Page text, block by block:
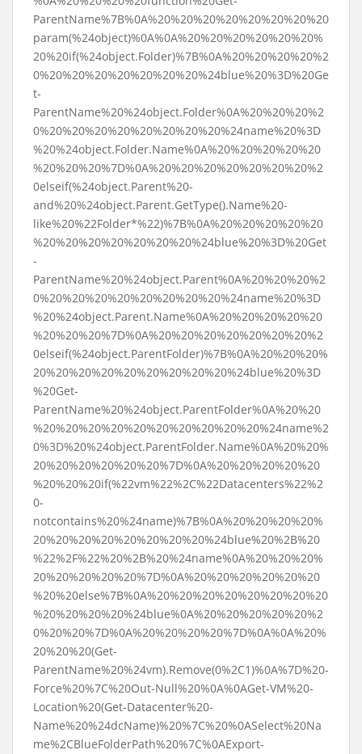
ParentName%7B%0A%20%20%20%20%20%20%20%20
param(%24object)%0A%0A%20%20%20%20%20%20%
20%20if(%24object.Folder)%7B%0A%20%20%20%20%2
0%20%20%20%20%20%20%20%24blue%20%3D%20Ge
t-
ParentName%20%24object.Folder%0A%20%20%20%2
0%20%20%20%20%20%20%20%20%24name%20%3D
%20%24object.Folder.Name%0A%20%20%20%20%20
%20%20%20%7D%0A%20%20%20%20%20%20%20%2
0elseif(%24object.Parent%20-
and%20%24object.Parent.GetType().Name%20-
like%20%22Folder*%22)%7B%0A%20%20%20%20%20
%20%20%20%20%20%20%20%24blue%20%3D%20Get
-
ParentName%20%24object.Parent%0A%20%20%20%2
0%20%20%20%20%20%20%20%20%24name%20%3D
%20%24object.Parent.Name%0A%20%20%20%20%20
%20%20%20%7D%0A%20%20%20%20%20%20%20%2
0elseif(%24object.ParentFolder)%7B%0A%20%20%20%
20%20%20%20%20%20%20%20%20%24blue%20%3D
%20Get-
ParentName%20%24object.ParentFolder%0A%20%20
%20%20%20%20%20%20%20%20%20%20%24name%2
0%3D%20%24object.ParentFolder.Name%0A%20%20%
20%20%20%20%20%20%7D%0A%20%20%20%20%20
%20%20%20if(%22vm%22%2C%22Datacenters%22%2
0-
notcontains%20%24name)%7B%0A%20%20%20%20%
20%20%20%20%20%20%20%20%24blue%20%2B%20
%22%2F%22%20%2B%20%24name%0A%20%20%20%
20%20%20%20%20%7D%0A%20%20%20%20%20%20
%20%20else%7B%0A%20%20%20%20%20%20%20%20
%20%20%20%20%24blue%0A%20%20%20%20%20%2
0%20%20%7D%0A%20%20%20%20%7D%0A%0A%20%
20%20%20(Get-
ParentName%20%24vm).Remove(0%2C1)%0A%7D%20-
Force%20%7C%20Out-Null%20%0A%0AGet-VM%20-
Location%20(Get-Datacenter%20-
Name%20%24dcName)%20%7C%20%0ASelect%20Na
me%2CBlueFolderPath%20%7C%0AExport-